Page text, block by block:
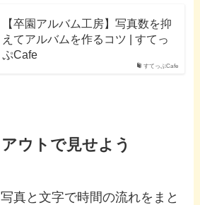
すてっぷCafe
【卒園アルバム工房】写真数を抑
えてアルバムを作るコツ | すてっ
ぷCafe
ウトで見せよう
真と文字で時間の流れをまと